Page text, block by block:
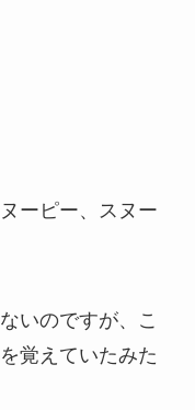
ーピー、スヌー
いのですが、こ
覚えていたみた